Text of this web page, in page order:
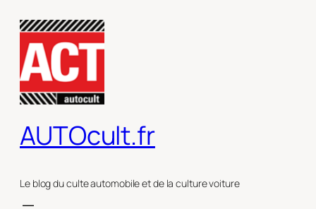
contenu
AUTOcult.fr
Le blog du culte automobile et de la culture voiture